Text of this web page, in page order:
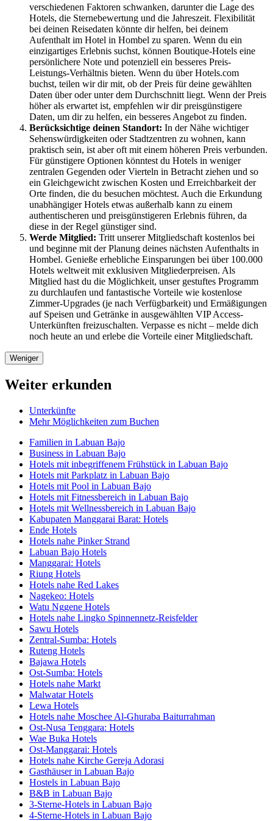
verschiedenen Faktoren schwanken, darunter die Lage des
Hotels, die Sternebewertung und die Jahreszeit. Flexibilität
bei deinen Reisedaten könnte dir helfen, bei deinem
Aufenthalt im Hotel in Hombel zu sparen. Wenn du ein
einzigartiges Erlebnis suchst, können Boutique-Hotels eine
persönlichere Note und potenziell ein besseres Preis-
Leistungs-Verhältnis bieten. Wenn du über Hotels.com
buchst, teilen wir dir mit, ob der Preis für deine gewählten
Daten über oder unter dem Durchschnitt liegt. Wenn der Preis
höher als erwartet ist, empfehlen wir dir preisgünstigere
Daten, um dir zu helfen, ein besseres Angebot zu finden.
Berücksichtige deinen Standort: In der Nähe wichtiger
Sehenswürdigkeiten oder Stadtzentren zu wohnen, kann
praktisch sein, ist aber oft mit einem höheren Preis verbunden.
Für günstigere Optionen könntest du Hotels in weniger
zentralen Gegenden oder Vierteln in Betracht ziehen und so
ein Gleichgewicht zwischen Kosten und Erreichbarkeit der
Orte finden, die du besuchen möchtest. Auch die Erkundung
unabhängiger Hotels etwas außerhalb kann zu einem
authentischeren und preisgünstigeren Erlebnis führen, da
diese in der Regel günstiger sind.
Werde Mitglied: Tritt unserer Mitgliedschaft kostenlos bei
und beginne mit der Planung deines nächsten Aufenthalts in
Hombel. Genieße erhebliche Einsparungen bei über 100.000
Hotels weltweit mit exklusiven Mitgliederpreisen. Als
Mitglied hast du die Möglichkeit, unser gestuftes Programm
zu durchlaufen und fantastische Vorteile wie kostenlose
Zimmer-Upgrades (je nach Verfügbarkeit) und Ermäßigungen
auf Speisen und Getränke in ausgewählten VIP Access-
Unterkünften freizuschalten. Verpasse es nicht – melde dich
noch heute an und erlebe die Vorteile einer Mitgliedschaft.
Weniger
Weiter erkunden
Unterkünfte
Mehr Möglichkeiten zum Buchen
Familien in Labuan Bajo
Business in Labuan Bajo
Hotels mit inbegriffenem Frühstück in Labuan Bajo
Hotels mit Parkplatz in Labuan Bajo
Hotels mit Pool in Labuan Bajo
Hotels mit Fitnessbereich in Labuan Bajo
Hotels mit Wellnessbereich in Labuan Bajo
Kabupaten Manggarai Barat: Hotels
Ende Hotels
Hotels nahe Pinker Strand
Labuan Bajo Hotels
Manggarai: Hotels
Riung Hotels
Hotels nahe Red Lakes
Nagekeo: Hotels
Watu Nggene Hotels
Hotels nahe Lingko Spinnennetz-Reisfelder
Sawu Hotels
Zentral-Sumba: Hotels
Ruteng Hotels
Bajawa Hotels
Ost-Sumba: Hotels
Hotels nahe Markt
Malwatar Hotels
Lewa Hotels
Hotels nahe Moschee Al-Ghuraba Baiturrahman
Ost-Nusa Tenggara: Hotels
Wae Buka Hotels
Ost-Manggarai: Hotels
Hotels nahe Kirche Gereja Adorasi
Gasthäuser in Labuan Bajo
Hostels in Labuan Bajo
B&B in Labuan Bajo
3-Sterne-Hotels in Labuan Bajo
4-Sterne-Hotels in Labuan Bajo